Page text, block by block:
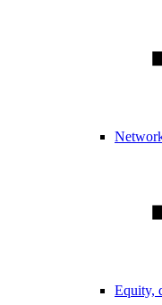
Equity,